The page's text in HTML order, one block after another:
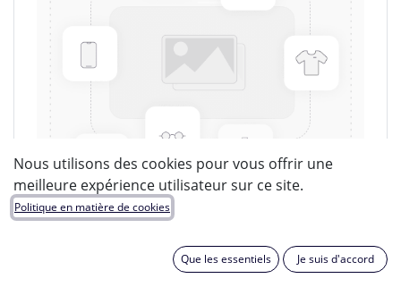
Nous utilisons des cookies pour vous offrir une
meilleure expérience utilisateur sur ce site.
Politique en matière de cookies
Que les essentiels Je suis d'accord